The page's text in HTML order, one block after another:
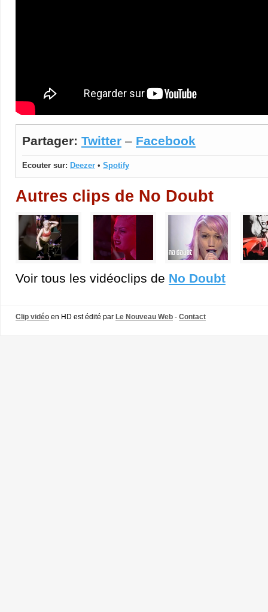
Partager: Twitter – Facebook
Ecouter sur: Deezer • Spotify
Autres clips de No Doubt
Voir tous les vidéoclips de No Doubt
Clip vidéo en HD est édité par Le Nouveau Web - Contact